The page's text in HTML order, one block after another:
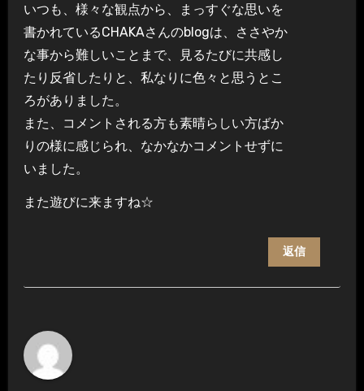
いつも、様々な観点から、まっすぐな思いを
書かれているCHAKAさんのblogは、ささやか
な事から難しいことまで、見るたびに共感し
たり反省したりと、私なりに色々と思うとこ
ろがありました。
また、コメントされる方も素晴らしい方ばか
りの様に感じられ、なかなかコメントせずに
いました。
また遊びに来ますね☆
返信